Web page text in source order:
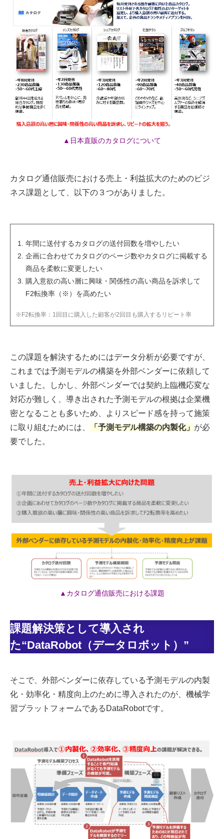
▲日本直販のカタログについて
カタログ通信販売における売上・利益拡大のためのビジ
ネス課題として、以下の３つがありました。
年間に送付するカタログの送付回数を増やしたい
企画に合わせてカタログのページ数やカタログに掲載する
商品を柔軟に変更したい
購入意欲の高い層に興味・関係性の高い商品を訴求して
F2転換率（※）を高めたい
※F2転換率：1回目に購入した顧客が2回目も購入するリピート率
この課題を解決するためにはデータ分析が必要ですが、
これまでは予測モデルの構築を外部ベンダーに依頼して
いました。しかし、外部ベンダーでは契約上臨機応変な
対応が難しく、導き出された予測モデルの根拠は企業機
密となることも多いため、よりスピード感を持って施策
に取り組むためには、
「予測モデル構築の内製化」 が必
要でした。
▲カタログ通信販売における課題
課題解決策として導入され
た“DataRobot（データロボット）”
そこで、外部ベンダーに依存している予測モデルの内製
化・効率化・精度向上のために導入されたのが、機械学
習プラットフォームであるDataRobotです。